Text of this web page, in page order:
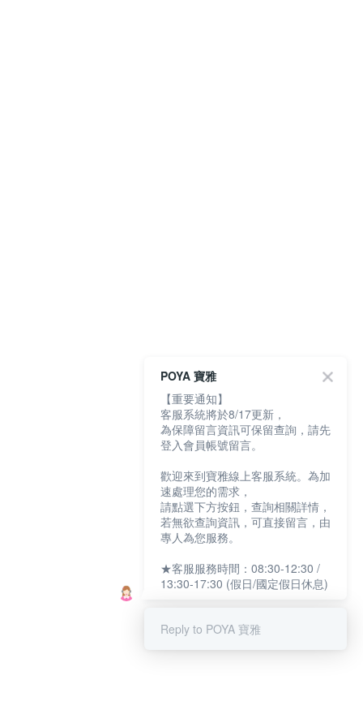
POYA 寶雅
【重要通知】
客服系統將於8/17更新，
為保障留言資訊可保留查詢，請先
登入會員帳號留言。
歡迎來到寶雅線上客服系統。為加
速處理您的需求，
請點選下方按鈕，查詢相關詳情，
若無欲查詢資訊，可直接留言，由
專人為您服務。
★客服服務時間：08:30-12:30 /
13:30-17:30 (假日/國定假日休息)
Reply to POYA 寶雅